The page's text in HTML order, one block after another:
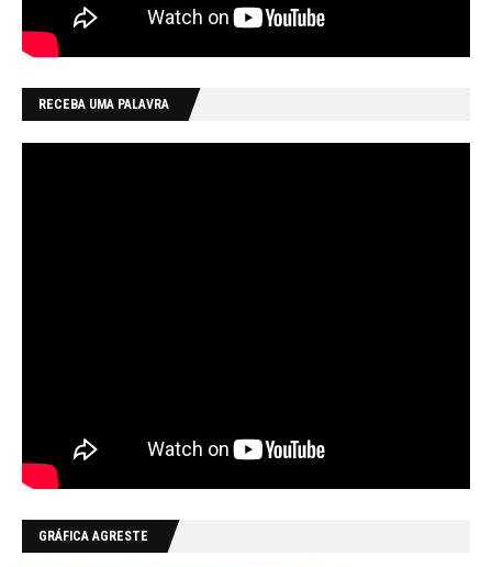
RECEBA UMA PALAVRA
GRÁFICA AGRESTE